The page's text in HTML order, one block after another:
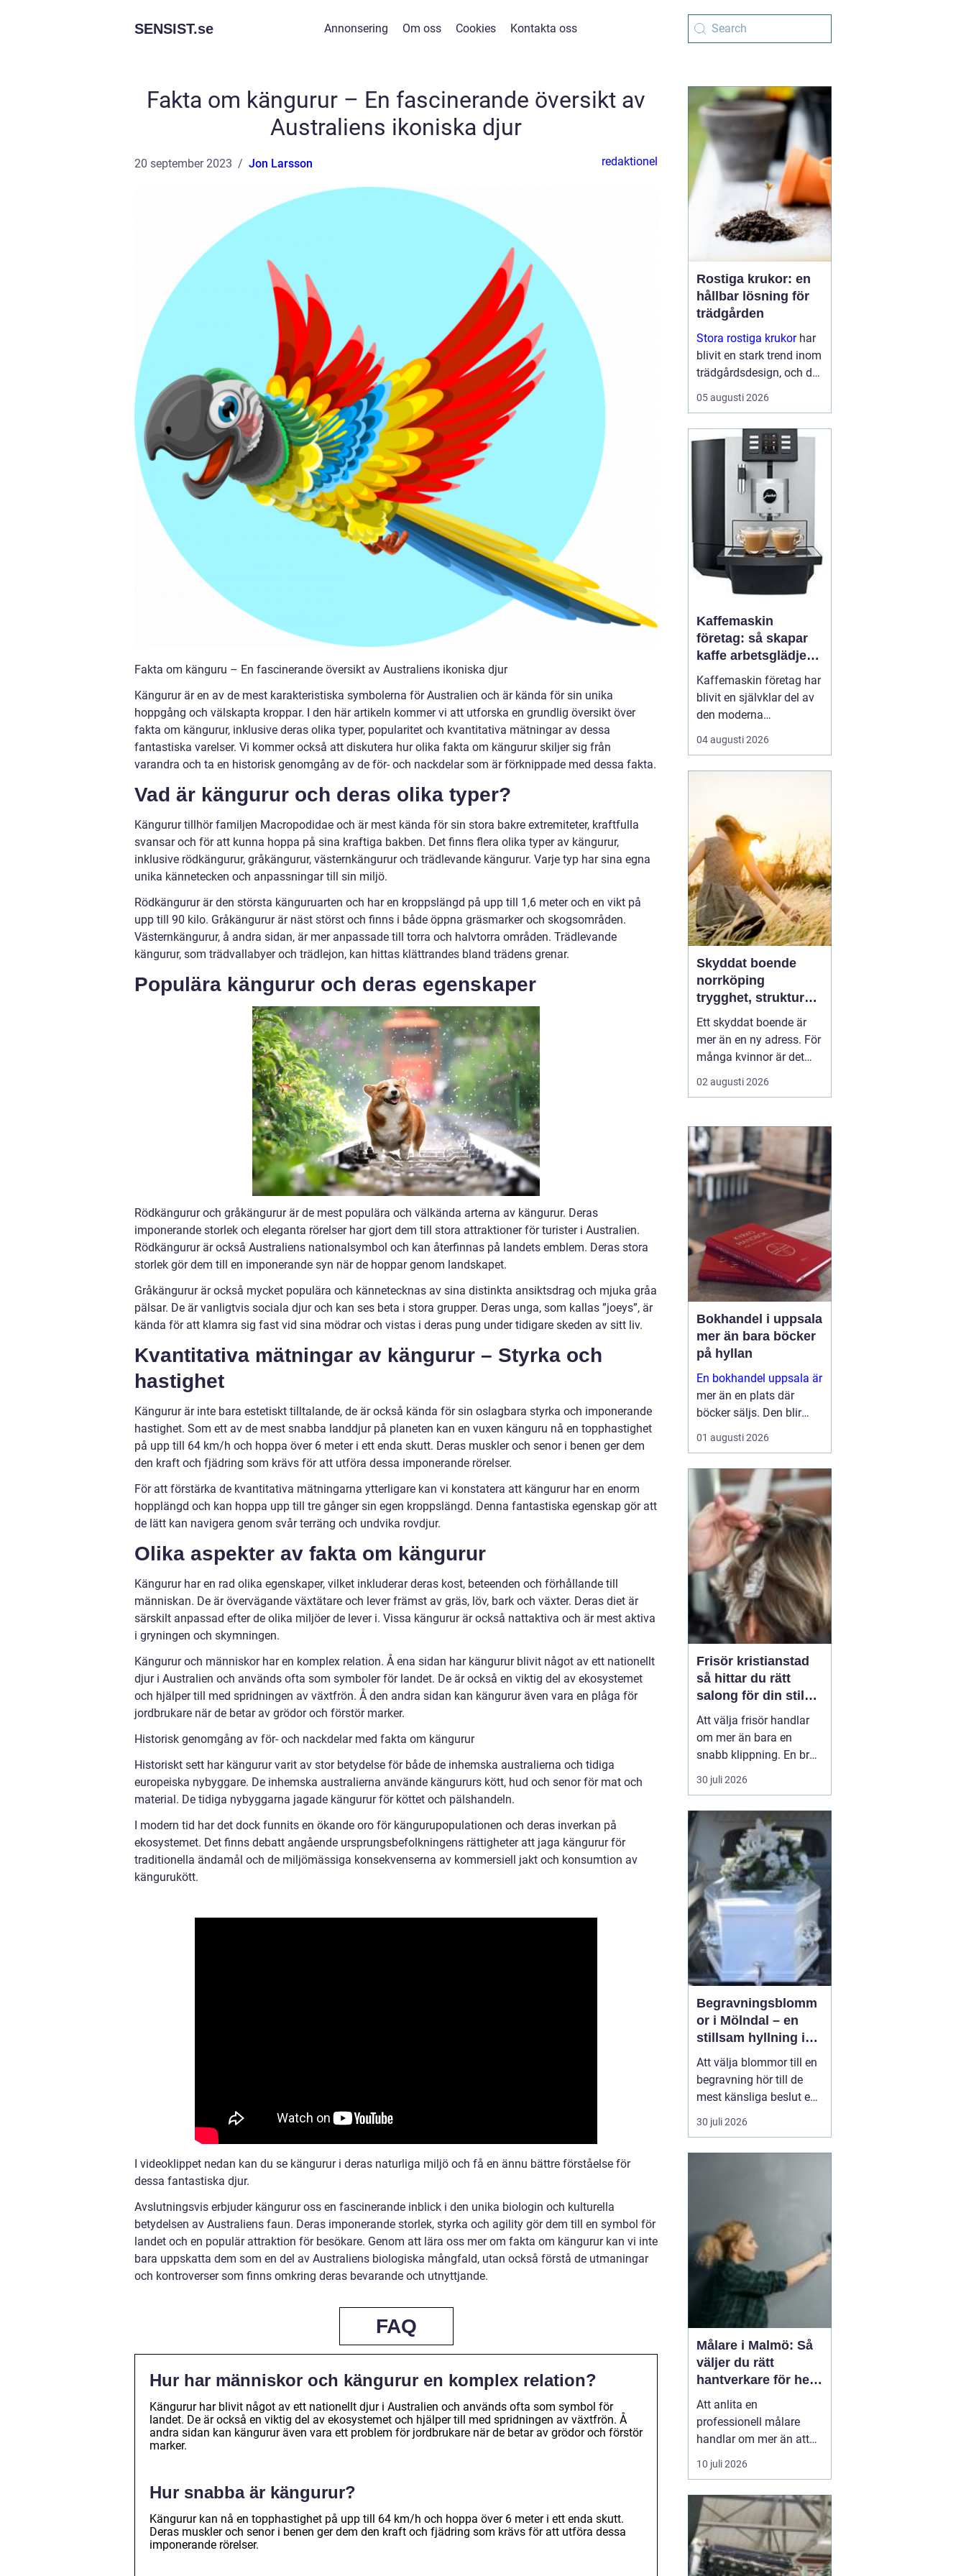
SENSIST.se Annonsering Om oss Cookies Kontakta oss
Fakta om kängurur – En fascinerande översikt av
Australiens ikoniska djur
20 september 2023 Jon Larsson redaktionel
Fakta om känguru – En fascinerande översikt av Australiens ikoniska djur
Kängurur är en av de mest karakteristiska symbolerna för Australien och är kända för sin unika
hoppgång och välskapta kroppar. I den här artikeln kommer vi att utforska en grundlig översikt över
fakta om kängurur, inklusive deras olika typer, popularitet och kvantitativa mätningar av dessa
fantastiska varelser. Vi kommer också att diskutera hur olika fakta om kängurur skiljer sig från
varandra och ta en historisk genomgång av de för- och nackdelar som är förknippade med dessa fakta.
Vad är kängurur och deras olika typer?
Kängurur tillhör familjen Macropodidae och är mest kända för sin stora bakre extremiteter, kraftfulla
svansar och för att kunna hoppa på sina kraftiga bakben. Det finns flera olika typer av kängurur,
inklusive rödkängurur, gråkängurur, västernkängurur och trädlevande kängurur. Varje typ har sina egna
unika kännetecken och anpassningar till sin miljö.
Rödkängurur är den största känguruarten och har en kroppslängd på upp till 1,6 meter och en vikt på
upp till 90 kilo. Gråkängurur är näst störst och finns i både öppna gräsmarker och skogsområden.
Västernkängurur, å andra sidan, är mer anpassade till torra och halvtorra områden. Trädlevande
kängurur, som trädvallabyer och trädlejon, kan hittas klättrandes bland trädens grenar.
Populära kängurur och deras egenskaper
Rödkängurur och gråkängurur är de mest populära och välkända arterna av kängurur. Deras
imponerande storlek och eleganta rörelser har gjort dem till stora attraktioner för turister i Australien.
Rödkängurur är också Australiens nationalsymbol och kan återfinnas på landets emblem. Deras stora
storlek gör dem till en imponerande syn när de hoppar genom landskapet.
Gråkängurur är också mycket populära och kännetecknas av sina distinkta ansiktsdrag och mjuka gråa
pälsar. De är vanligtvis sociala djur och kan ses beta i stora grupper. Deras unga, som kallas ”joeys”, är
kända för att klamra sig fast vid sina mödrar och vistas i deras pung under tidigare skeden av sitt liv.
Kvantitativa mätningar av kängurur – Styrka och
hastighet
Kängurur är inte bara estetiskt tilltalande, de är också kända för sin oslagbara styrka och imponerande
hastighet. Som ett av de mest snabba landdjur på planeten kan en vuxen känguru nå en topphastighet
på upp till 64 km/h och hoppa över 6 meter i ett enda skutt. Deras muskler och senor i benen ger dem
den kraft och fjädring som krävs för att utföra dessa imponerande rörelser.
För att förstärka de kvantitativa mätningarna ytterligare kan vi konstatera att kängurur har en enorm
hopplängd och kan hoppa upp till tre gånger sin egen kroppslängd. Denna fantastiska egenskap gör att
de lätt kan navigera genom svår terräng och undvika rovdjur.
Olika aspekter av fakta om kängurur
Kängurur har en rad olika egenskaper, vilket inkluderar deras kost, beteenden och förhållande till
människan. De är övervägande växtätare och lever främst av gräs, löv, bark och växter. Deras diet är
särskilt anpassad efter de olika miljöer de lever i. Vissa kängurur är också nattaktiva och är mest aktiva
i gryningen och skymningen.
Kängurur och människor har en komplex relation. Å ena sidan har kängurur blivit något av ett nationellt
djur i Australien och används ofta som symboler för landet. De är också en viktig del av ekosystemet
och hjälper till med spridningen av växtfrön. Å den andra sidan kan kängurur även vara en plåga för
jordbrukare när de betar av grödor och förstör marker.
Historisk genomgång av för- och nackdelar med fakta om kängurur
Historiskt sett har kängurur varit av stor betydelse för både de inhemska australierna och tidiga
europeiska nybyggare. De inhemska australierna använde kängururs kött, hud och senor för mat och
material. De tidiga nybyggarna jagade kängurur för köttet och pälshandeln.
I modern tid har det dock funnits en ökande oro för kängurupopulationen och deras inverkan på
ekosystemet. Det finns debatt angående ursprungsbefolkningens rättigheter att jaga kängurur för
traditionella ändamål och de miljömässiga konsekvenserna av kommersiell jakt och konsumtion av
kängurukött.
I videoklippet nedan kan du se kängurur i deras naturliga miljö och få en ännu bättre förståelse för
dessa fantastiska djur.
Avslutningsvis erbjuder kängurur oss en fascinerande inblick i den unika biologin och kulturella
betydelsen av Australiens faun. Deras imponerande storlek, styrka och agility gör dem till en symbol för
landet och en populär attraktion för besökare. Genom att lära oss mer om fakta om kängurur kan vi inte
bara uppskatta dem som en del av Australiens biologiska mångfald, utan också förstå de utmaningar
och kontroverser som finns omkring deras bevarande och utnyttjande.
FAQ
Hur har människor och kängurur en komplex relation?
Kängurur har blivit något av ett nationellt djur i Australien och används ofta som symbol för
landet. De är också en viktig del av ekosystemet och hjälper till med spridningen av växtfrön. Å
andra sidan kan kängurur även vara ett problem för jordbrukare när de betar av grödor och förstör
marker.
Hur snabba är kängurur?
Kängurur kan nå en topphastighet på upp till 64 km/h och hoppa över 6 meter i ett enda skutt.
Deras muskler och senor i benen ger dem den kraft och fjädring som krävs för att utföra dessa
imponerande rörelser.
Rostiga krukor: en
hållbar lösning för
trädgården
Stora rostiga krukorhar
blivit en stark trend inom
trädgårdsdesign, och det
är inte svårt att förstå
varför. De kombinerar
05 augusti 2026
Kaffemaskin
företag: så skapar
kaffe arbetsglädje
och resultat
Kaffemaskin företag har
blivit en självklar del av
den moderna
arbetsplatsen. Många
medarbetare startar
eftermiddagen med en
sista kopp. Kaffe är inte
bara en dryck, utan en
natur...
04 augusti 2026
Skyddat boende
norrköping
trygghet, struktur
och väg vidare
Ett skyddat boende är
mer än en ny adress. För
många kvinnor är det
skillnaden mellan att
överleva och att börja
arbetet med skydd och
behandling utvecklats de
senaste åren, med större
fokus på helhet, trauma,
samsjuklighet och...
02 augusti 2026
Bokhandel i uppsala
mer än bara böcker
på hyllan
En bokhandel uppsala är
mer än en plats där
böcker säljs. Den blir
snabbt en naturlig
mötesplats för
fördjupning, eftertanke
och nya perspektiv. I en
universitetsstad med
stark kyrklig tradition...
01 augusti 2026
Frisör kristianstad
så hittar du rätt
salong för din stil
och vardag
Att välja frisör handlar
om mer än bara en
snabb klippning. En bra
salong blir ofta en trygg
punkt i vardagen, där
lyhördhet och atmosfär
väger lika tungt. I en
stad som Kristianstad
finns många alternativ,
men hur skiljer man ut
de...
30 juli 2026
Begravningsblomm
or i Mölndal – en
stillsam hyllning i
livets svåraste
stund
Att välja blommor till en
begravning hör till de
mest känsliga beslut en
anhörig ställs inför. Mitt i
sorg och praktiska
30 juli 2026
Målare i Malmö: Så
väljer du rätt
hantverkare för hem
och fasad
Att anlita en
professionell målare
handlar om mer än att
bara få nya färger på
väggarna. En skicklig
planering och
materialkunskap så att
både hem och fasad
håller...
10 juli 2026